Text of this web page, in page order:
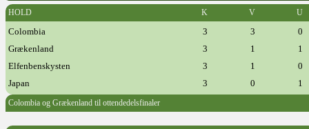
HOLD K V U
Colombia 3 3
0
Grækenland
3 1
1
Elfenbenskysten
3 1
0
Japan
3 0 1
Colombia og Grækenland til ottendedelsfinaler